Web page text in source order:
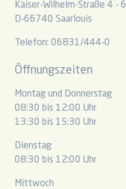
Kaiser-Wilhelm-Straße 4 - 6
D-66740 Saarlouis
Telefon: 06831/444-0
Öffnungszeiten
Montag und Donnerstag
08:30 bis 12:00 Uhr
13:30 bis 15:30 Uhr
Dienstag
08:30 bis 12:00 Uhr
Mittwoch